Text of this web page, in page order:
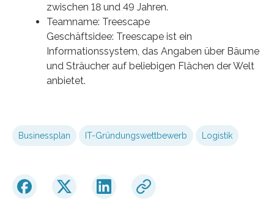
zwischen 18 und 49 Jahren.
Teamname: Treescape
Geschäftsidee: Treescape ist ein
Informationssystem, das Angaben über Bäume
und Sträucher auf beliebigen Flächen der Welt
anbietet.
Businessplan IT-Gründungswettbewerb Logistik